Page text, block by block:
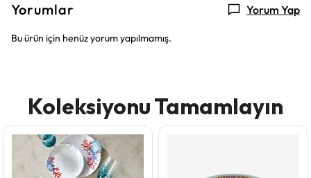
Yorumlar Yorum Yap
Bu ürün için henüz yorum yapılmamış.
Koleksiyonu Tamamlayın